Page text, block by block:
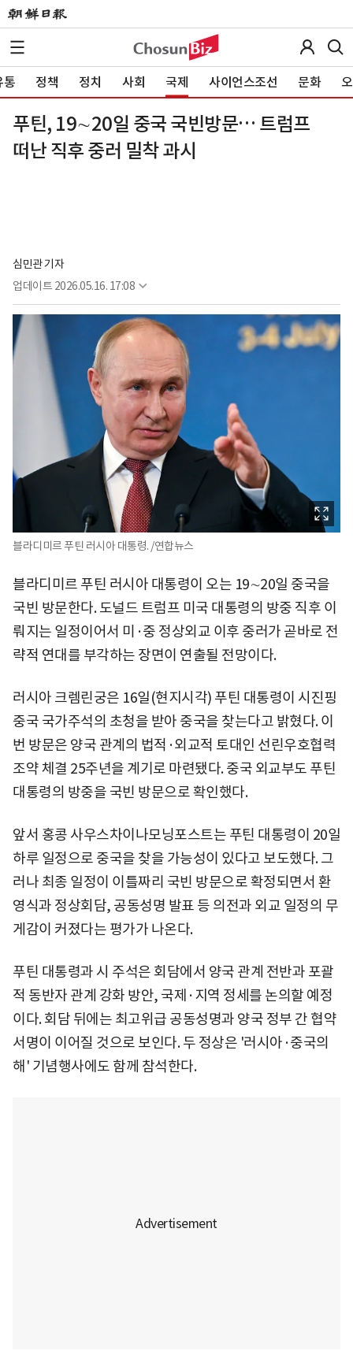
통 정책 정치 사회 국제 사이언스조선 문화
푸틴, 19∼20일 중국 국빈방문… 트럼프
떠난 직후 중러 밀착 과시
심민관 기자
업데이트 2026.05.16. 17:08
블라디미르 푸틴 러시아 대통령. /연합뉴스
블라디미르 푸틴 러시아 대통령이 오는 19∼20일 중국을
국빈 방문한다. 도널드 트럼프 미국 대통령의 방중 직후 이
뤄지는 일정이어서 미·중 정상외교 이후 중러가 곧바로 전
략적 연대를 부각하는 장면이 연출될 전망이다.
러시아 크렘린궁은 16일(현지시각) 푸틴 대통령이 시진핑
중국 국가주석의 초청을 받아 중국을 찾는다고 밝혔다. 이
번 방문은 양국 관계의 법적·외교적 토대인 선린우호협력
조약 체결 25주년을 계기로 마련됐다. 중국 외교부도 푸틴
대통령의 방중을 국빈 방문으로 확인했다.
앞서 홍콩 사우스차이나모닝포스트는 푸틴 대통령이 20일
하루 일정으로 중국을 찾을 가능성이 있다고 보도했다. 그
러나 최종 일정이 이틀짜리 국빈 방문으로 확정되면서 환
영식과 정상회담, 공동성명 발표 등 의전과 외교 일정의 무
게감이 커졌다는 평가가 나온다.
푸틴 대통령과 시 주석은 회담에서 양국 관계 전반과 포괄
적 동반자 관계 강화 방안, 국제·지역 정세를 논의할 예정
이다. 회담 뒤에는 최고위급 공동성명과 양국 정부 간 협약
서명이 이어질 것으로 보인다. 두 정상은 '러시아·중국의
해' 기념행사에도 함께 참석한다.